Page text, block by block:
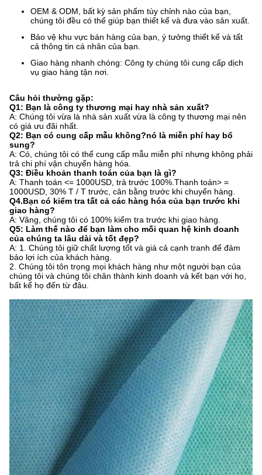
OEM & ODM, bất kỳ sản phẩm tùy chỉnh nào của bạn,
chúng tôi đều có thể giúp bạn thiết kế và đưa vào sản xuất.
Bảo vệ khu vực bán hàng của bạn, ý tưởng thiết kế và tất
cả thông tin cá nhân của bạn.
Giao hàng nhanh chóng: Công ty chúng tôi cung cấp dịch
vụ giao hàng tận nơi.
Câu hỏi thường gặp:
Q1: Bạn là công ty thương mại hay nhà sản xuất?
A: Chúng tôi vừa là nhà sản xuất vừa là công ty thương mại nên
có giá ưu đãi nhất.
Q2: Bạn có cung cấp mẫu không?nó là miễn phí hay bổ
sung?
A: Có, chúng tôi có thể cung cấp mẫu miễn phí nhưng không phải
trả chi phí vận chuyển hàng hóa.
Q3: Điều khoản thanh toán của bạn là gì?
A: Thanh toán <= 1000USD, trả trước 100%.Thanh toán> =
1000USD, 30% T / T trước, cân bằng trước khi chuyển hàng.
Q4.Bạn có kiểm tra tất cả các hàng hóa của bạn trước khi
giao hàng?
A: Vâng, chúng tôi có 100% kiểm tra trước khi giao hàng.
Q5: Làm thế nào để bạn làm cho mối quan hệ kinh doanh
của chúng ta lâu dài và tốt đẹp?
A: 1. Chúng tôi giữ chất lượng tốt và giá cả cạnh tranh để đảm
bảo lợi ích của khách hàng.
2. Chúng tôi tôn trọng mọi khách hàng như một người bạn của
chúng tôi và chúng tôi chân thành kinh doanh và kết bạn với họ,
bất kể họ đến từ đâu.